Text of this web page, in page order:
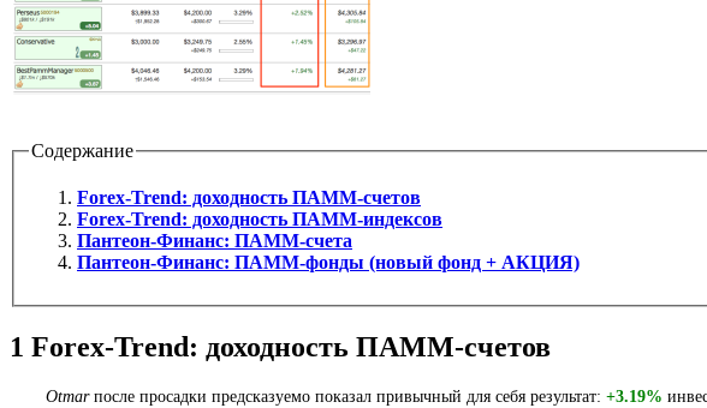
Содержание
Forex-Trend: доходность ПАММ-счетов
Forex-Trend: доходность ПАММ-индексов
Пантеон-Финанс: ПАММ-счета
Пантеон-Финанс: ПАММ-фонды (новый фонд + АКЦИЯ)
1 Forex-Trend: доходность ПАММ-счетов
Otmarпосле просадки предсказуемо показал привычный для себя результат: +3.19%